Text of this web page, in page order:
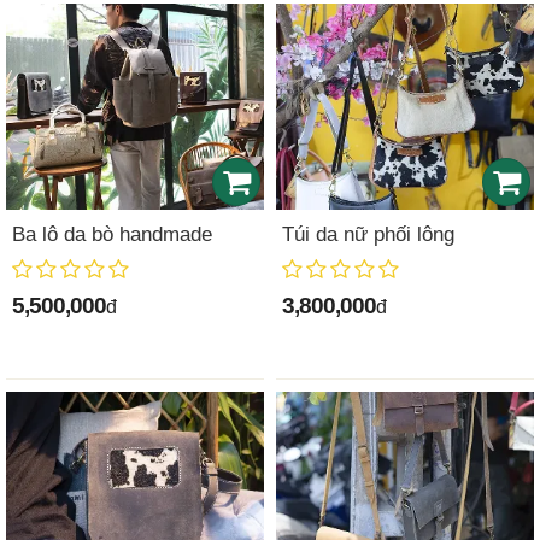
Ba lô da bò handmade
5,500,000đ
Túi da nữ phối lông
3,800,000đ